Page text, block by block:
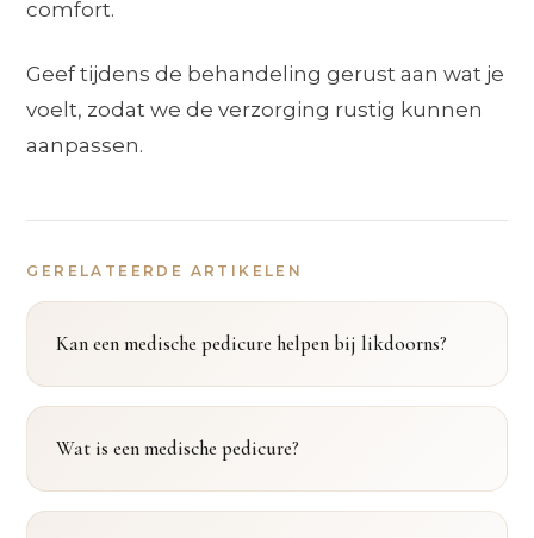
comfort.
Geef tijdens de behandeling gerust aan wat je
voelt, zodat we de verzorging rustig kunnen
aanpassen.
GERELATEERDE ARTIKELEN
Kan een medische pedicure helpen bij likdoorns?
Wat is een medische pedicure?